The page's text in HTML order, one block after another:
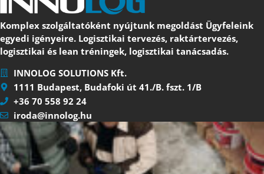
Komplex szolgáltatóként nyújtunk megoldást Ügyfeleink
egyedi igényeire. Logisztikai tervezés, raktártervezés,
logisztikai és lean tréningek, logisztikai tanácsadás.
INNOLOG SOLUTIONS Kft.
1111 Budapest, Budafoki út 41./B. fszt. 1/B
+36 70 558 92 24
iroda@innolog.hu